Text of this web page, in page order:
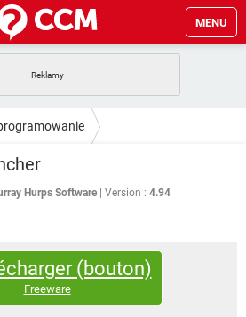
MENU
WHATSAPP
FACEBOOK
TIKTOK
TIKTOK
NETFLIX
FACEBOOK
WHATSAPP
NETFLIX
TIKTOK
Hurps Software Version : 4.94
(bouton)
Freeware